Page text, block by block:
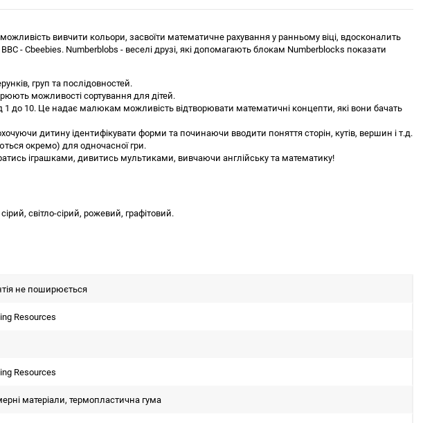
вивчити кольори, засвоїти математичне рахування у ранньому віці, вдосконалить
- Cbeebies. Numberblobs - веселі друзі, які допомагають блокам Numberblocks показати
груп та послідовностей.
можливості сортування для дітей.
1 до 10. Це надає малюкам можливість відтворювати математичні концепти, які вони бачать
дитину ідентифікувати форми та починаючи вводити поняття сторін, кутів, вершин і т.д.
окремо) для одночасної гри.
іграшками, дивитись мультиками, вивчаючи англійську та математику!
світло-сірий, рожевий, графітовий.
не поширюється
Resources
Resources
матеріали, термопластична гума